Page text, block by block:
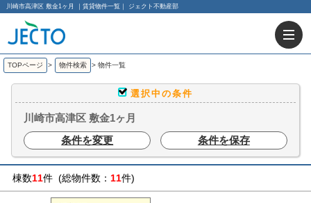
川崎市高津区 敷金1ヶ月 ｜賃貸物件一覧｜ ジェクト不動産部
TOPページ > 物件検索 > 物件一覧
選択中の条件
川崎市高津区 敷金1ヶ月
条件を変更
条件を保存
棟数11件 (総物件数： 11件)